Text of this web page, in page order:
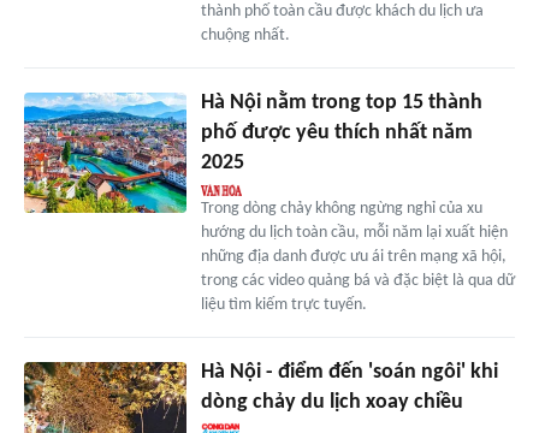
thành phố toàn cầu được khách du lịch ưa
chuộng nhất.
Hà Nội nằm trong top 15 thành
phố được yêu thích nhất năm
2025
Trong dòng chảy không ngừng nghỉ của xu
hướng du lịch toàn cầu, mỗi năm lại xuất hiện
những địa danh được ưu ái trên mạng xã hội,
trong các video quảng bá và đặc biệt là qua dữ
liệu tìm kiếm trực tuyến.
Hà Nội - điểm đến 'soán ngôi' khi
dòng chảy du lịch xoay chiều